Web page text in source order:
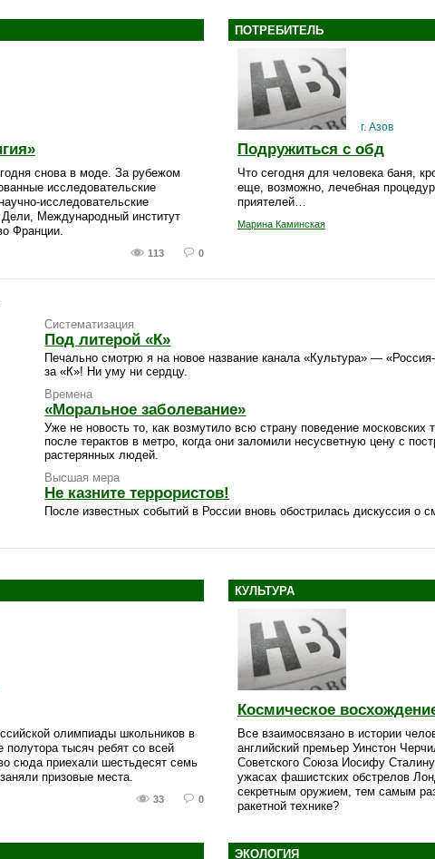
снова в моде. За рубежом
исследовательские
исследовательские
Международный институт
Франции.
113 0
ПОТРЕБИТЕЛЬ
г. Азов
Подружиться с обд
Что сегодня для человека баня,
еще, возможно, лечебная
приятелей…
Марина Каминская
Систематизация
Под литерой «К»
Печально смотрю я на новое название канала «Культура» —
за «К»! Ни уму ни сердцу.
Времена
«Моральное заболевание»
Уже не новость то, как возмутило всю страну поведение московских
после терактов в метро, когда они заломили несусветную цену с
растерянных людей.
Высшая мера
Не казните террористов!
После известных событий в России вновь обострилась дискуссия о
олимпиады школьников в
полутора тысяч ребят со всей
сюда приехали шестьдесят семь
призовые места.
33 0
КУЛЬТУРА
Космическое
Все взаимосвязано в истории
английский премьер Уинстон
Советского Союза Иосифу
ужасах фашистских обстрелов
секретным оружием, тем самым
ракетной технике?
ЭКОЛОГИЯ